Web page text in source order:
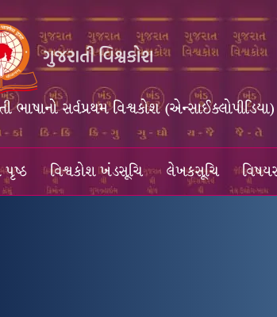
ભાષાનો સર્વપ્રથમ વિશ્વકોશ (એન્સાઈક્લોપીડિયા)
વિશ્વકોશ ખંડસૂચિ લેખકસૂચિ